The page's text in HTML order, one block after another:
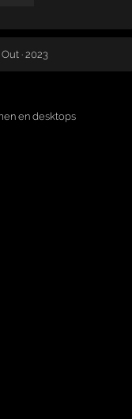
· 2023
en desktops